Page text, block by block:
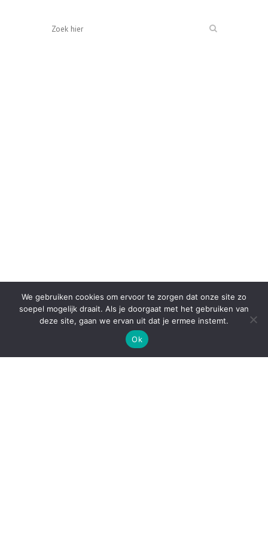
We gebruiken cookies om ervoor te zorgen dat onze site zo
soepel mogelijk draait. Als je doorgaat met het gebruiken van
deze site, gaan we ervan uit dat je ermee instemt.
Ok